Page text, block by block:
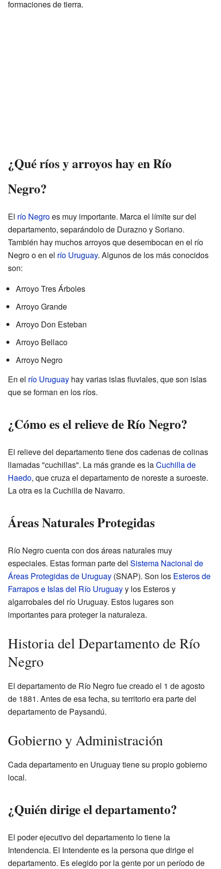
formaciones de tierra.
¿Qué ríos y arroyos hay en Río
Negro?
El río Negroes muy importante. Marca el límite sur del
departamento, separándolo de Durazno y Soriano.
También hay muchos arroyos que desembocan en el río
Negro o en el río Uruguay. Algunos de los más conocidos
son:
Arroyo Tres Árboles
Arroyo Grande
Arroyo Don Esteban
Arroyo Bellaco
Arroyo Negro
En el río Uruguay hay varias islas fluviales, que son islas
que se forman en los ríos.
¿Cómo es el relieve de Río Negro?
El relieve del departamento tiene dos cadenas de colinas
llamadas "cuchillas". La más grande es laCuchilla de
Haedo, que cruza el departamento de noreste a suroeste.
La otra es la Cuchilla de Navarro.
Áreas Naturales Protegidas
Río Negro cuenta con dos áreas naturales muy
especiales. Estas forman parte del Sistema Nacional de
Áreas Protegidas de Uruguay (SNAP). Son los Esteros de
Farrapos e Islas del Río Uruguayy los Esteros y
algarrobales del río Uruguay. Estos lugares son
importantes para proteger la naturaleza.
Historia del Departamento de Río
Negro
El departamento de Río Negro fue creado el 1 de agosto
de 1881. Antes de esa fecha, su territorio era parte del
departamento de Paysandú.
Gobierno y Administración
Cada departamento en Uruguay tiene su propio gobierno
local.
¿Quién dirige el departamento?
El poder ejecutivo del departamento lo tiene la
Intendencia. El Intendente es la persona que dirige el
departamento. Es elegido por la gente por un período de